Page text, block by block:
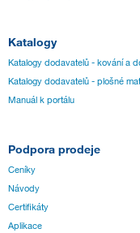
Katalogy
Katalogy dodavatelů - kování a
Katalogy dodavatelů - plošné
Manuál k portálu
Podpora prodeje
Ceníky
Návody
Certifikáty
Aplikace